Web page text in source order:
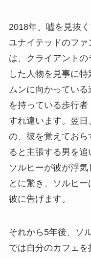
2018年、嘘を見抜
ユナイテッドのフ
は、クライアント
した人物を見事に
ムンに向かっている
を持っている歩行
すれ違います。翌
の、彼を覚えてお
ると主張する男を追
ソルヒーが彼が浮
とに驚き、ソルヒ
彼に告げます。
それから5年後、ソ
では自分のカフェ